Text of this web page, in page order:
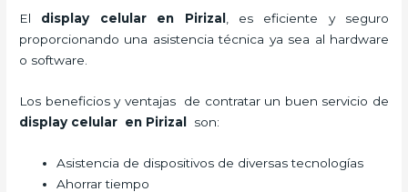
El display celular en Pirizal
, es eficiente y seguro
proporcionando una asistencia técnica ya sea al hardware
o software.
Los beneficios y ventajas de contratar un buen servicio de
display celular en Pirizal son:
Asistencia de dispositivos de diversas tecnologías
Ahorrar tiempo